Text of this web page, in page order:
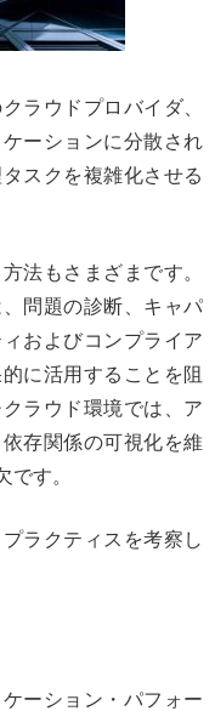
ラウドプロバイダ、
ーションに分散され
スクを複雑化させる
法もさまざまです。
問題の診断、キャパ
およびコンプライア
に活用することを阻
ラウド環境では、ア
存関係の可視化を維
です。
ラクティスを考察し
ーション・パフォー